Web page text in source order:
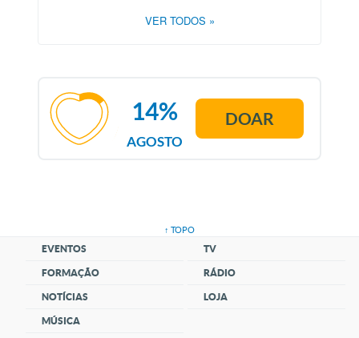
VER TODOS »
AGOSTO
14% DOAR
↑ TOPO
EVENTOS
FORMAÇÃO
NOTÍCIAS
MÚSICA
TV
RÁDIO
LOJA